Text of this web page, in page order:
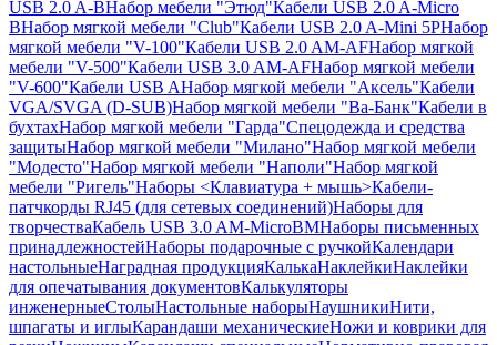
USB 2.0 A-BНабор мебели "Этюд"Кабели USB 2.0 A-Micro
BНабор мягкой мебели "Club"Кабели USB 2.0 A-Mini 5PНабор
мягкой мебели "V-100"Кабели USB 2.0 AM-AFНабор мягкой
мебели "V-500"Кабели USB 3.0 AM-AFНабор мягкой мебели
"V-600"Кабели USB AНабор мягкой мебели "Аксель"Кабели
VGA/SVGA (D-SUB)Набор мягкой мебели "Ва-Банк"Кабели в
бухтахНабор мягкой мебели "Гарда"Спецодежда и средства
защитыНабор мягкой мебели "Милано"Набор мягкой мебели
"Модесто"Набор мягкой мебели "Наполи"Набор мягкой
мебели "Ригель"Наборы <Клавиатура + мышь>Кабели-
патчкорды RJ45 (для сетевых соединений)Наборы для
творчестваКабель USB 3.0 AM-MicroBMНаборы письменных
принадлежностейНаборы подарочные с ручкойКалендари
настольныеНаградная продукцияКалькаНаклейкиНаклейки
для опечатывания документовКалькуляторы
инженерныеСтолыНастольные наборыНаушникиНити,
шпагаты и иглыКарандаши механическиеНожи и коврики для